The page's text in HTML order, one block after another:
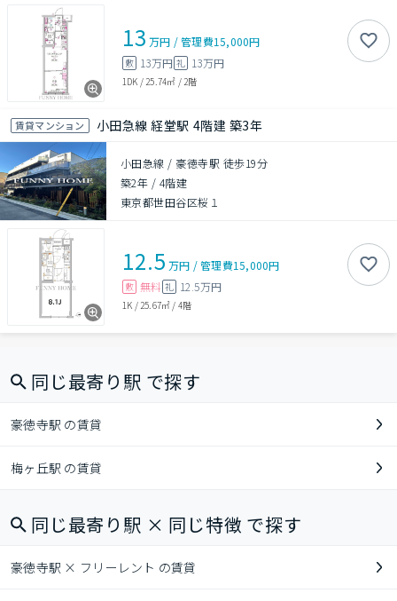
13 万円 /管理費15,000円
敷 13万円 礼 13万円
1DK / 25.74㎡ / 2階
賃貸マンション 小田急線 経堂駅 4階建 築3年
小田急線 / 豪徳寺駅 徒歩19分
築2年 / 4階建
東京都世田谷区桜１
12.5 万円 /管理費15,000円
敷 無料 礼 12.5万円
1K / 25.67㎡ / 4階
同じ最寄り駅 で探す
豪徳寺駅 の賃貸
梅ヶ丘駅 の賃貸
同じ最寄り駅 × 同じ特徴 で探す
豪徳寺駅 × フリーレント の賃貸